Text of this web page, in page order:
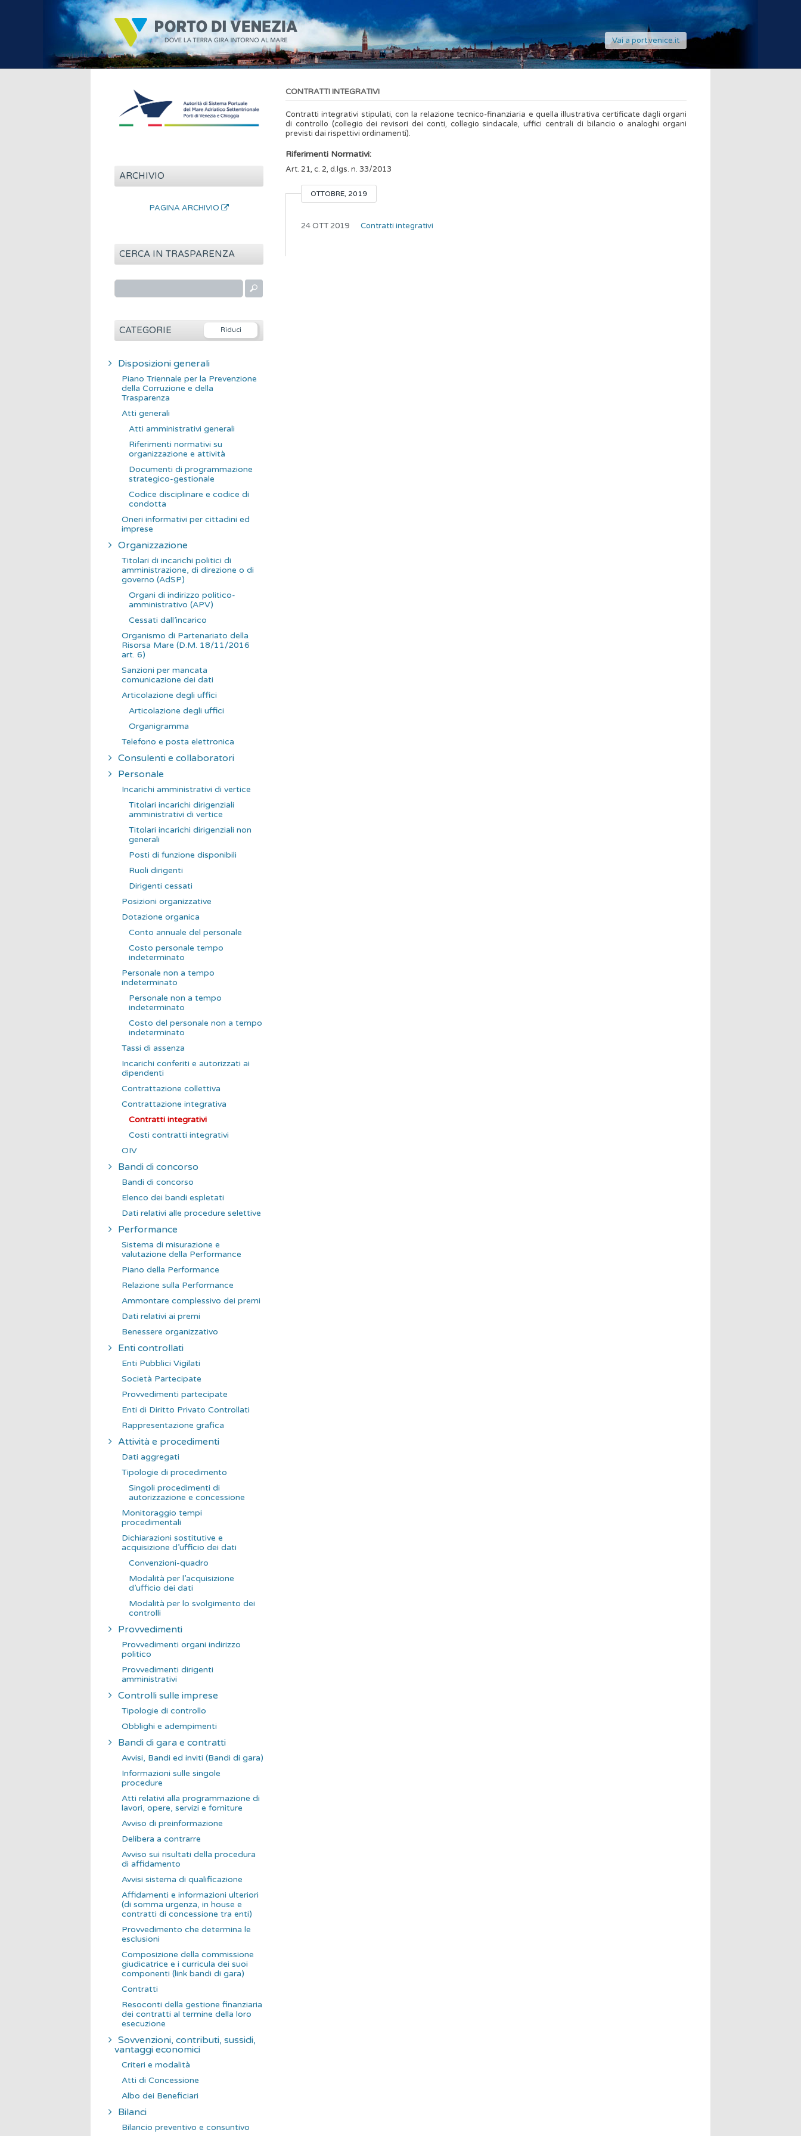
Vai a port.venice.it
CONTRATTI INTEGRATIVI
Contratti integrativi stipulati, con la relazione tecnico-finanziaria e quella illustrativa certificate dagli organi
di controllo (collegio dei revisori dei conti, collegio sindacale, uffici centrali di bilancio o analoghi organi
previsti dai rispettivi ordinamenti).
Riferimenti Normativi:
Art. 21, c. 2, d.lgs. n. 33/2013
OTTOBRE, 2019
24 OTT 2019 Contratti integrativi
ARCHIVIO
PAGINA ARCHIVIO
CERCA IN TRASPARENZA
r
CATEGORIE
Disposizioni generali
Piano Triennale per la Prevenzione
della Corruzione e della
Trasparenza
Atti generali
Atti amministrativi generali
Riferimenti normativi su
organizzazione e attività
Documenti di programmazione
strategico-gestionale
Codice disciplinare e codice di
condotta
Oneri informativi per cittadini ed
imprese
Organizzazione
Titolari di incarichi politici di
amministrazione, di direzione o di
governo (AdSP)
Organi di indirizzo politico-
amministrativo (APV)
Cessati dall’incarico
Organismo di Partenariato della
Risorsa Mare (D.M. 18/11/2016
art. 6)
Sanzioni per mancata
comunicazione dei dati
Articolazione degli uffici
Articolazione degli uffici
Organigramma
Telefono e posta elettronica
Consulenti e collaboratori
Personale
Incarichi amministrativi di vertice
Titolari incarichi dirigenziali
amministrativi di vertice
Titolari incarichi dirigenziali non
generali
Posti di funzione disponibili
Ruoli dirigenti
Dirigenti cessati
Posizioni organizzative
Dotazione organica
Conto annuale del personale
Costo personale tempo
indeterminato
Personale non a tempo
indeterminato
Personale non a tempo
indeterminato
Costo del personale non a tempo
indeterminato
Tassi di assenza
Incarichi conferiti e autorizzati ai
dipendenti
Contrattazione collettiva
Contrattazione integrativa
Contratti integrativi
Costi contratti integrativi
OIV
Bandi di concorso
Bandi di concorso
Elenco dei bandi espletati
Dati relativi alle procedure selettive
Performance
Sistema di misurazione e
valutazione della Performance
Piano della Performance
Relazione sulla Performance
Ammontare complessivo dei premi
Dati relativi ai premi
Benessere organizzativo
Enti controllati
Enti Pubblici Vigilati
Società Partecipate
Provvedimenti partecipate
Enti di Diritto Privato Controllati
Rappresentazione grafica
Attività e procedimenti
Dati aggregati
Tipologie di procedimento
Singoli procedimenti di
autorizzazione e concessione
Monitoraggio tempi
procedimentali
Dichiarazioni sostitutive e
acquisizione d’ufficio dei dati
Convenzioni-quadro
Modalità per l’acquisizione
d’ufficio dei dati
Modalità per lo svolgimento dei
controlli
Provvedimenti
Provvedimenti organi indirizzo
politico
Provvedimenti dirigenti
amministrativi
Controlli sulle imprese
Tipologie di controllo
Obblighi e adempimenti
Bandi di gara e contratti
Avvisi, Bandi ed inviti (Bandi di gara)
Informazioni sulle singole
procedure
Atti relativi alla programmazione di
lavori, opere, servizi e forniture
Avviso di preinformazione
Delibera a contrarre
Avviso sui risultati della procedura
di affidamento
Avvisi sistema di qualificazione
Affidamenti e informazioni ulteriori
(di somma urgenza, in house e
contratti di concessione tra enti)
Provvedimento che determina le
esclusioni
Composizione della commissione
giudicatrice e i curricula dei suoi
componenti (link bandi di gara)
Contratti
Resoconti della gestione finanziaria
dei contratti al termine della loro
esecuzione
Sovvenzioni, contributi, sussidi,
vantaggi economici
Criteri e modalità
Atti di Concessione
Albo dei Beneficiari
Bilanci
Bilancio preventivo e consuntivo